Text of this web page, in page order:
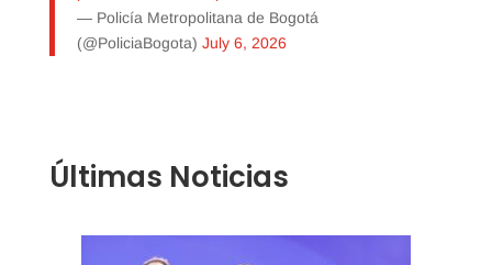
— Policía Metropolitana de Bogotá
(@PoliciaBogota) July 6, 2026
Últimas Noticias